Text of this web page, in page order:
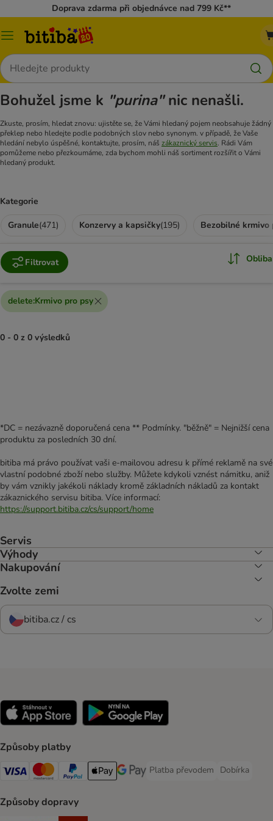
Doprava zdarma při objednávce nad 799 Kč**
Kategorie
Hledat
Bohužel jsme k "purina"nic nenašli.
Zkuste, prosím, hledat znovu: ujistěte se, že Vámi hledaný pojem neobsahuje žádný
překlep nebo hledejte podle podobných slov nebo synonym. v případě, že Vaše
hledání nebylo úspěšné, kontaktujte, prosím, náš zákaznický servis. Rádi Vám
pomůžeme nebo přezkoumáme, zda bychom mohli náš sortiment rozšířit o Vámi
hledaný produkt.
Kategorie
Granule(471) Konzervy a kapsičky(195) Bezobilné krmivo
Filtrovat Obliba
delete:Krmivo pro psy
0 - 0 z 0 výsledků
*DC = nezávazně doporučená cena ** Podmínky. "běžně" = Nejnižší cena
produktu za posledních 30 dní.
bitiba má právo používat vaši e-mailovou adresu k přímé reklamě na své
vlastní podobné zboží nebo služby. Můžete kdykoli vznést námitku, aniž
by vám vznikly jakékoli náklady kromě základních nákladů za kontakt
zákaznického servisu bitiba. Více informací:
https://support.bitiba.cz/cs/support/home
Servis
Výhody
Nakupování
Zvolte zemi
bitiba.cz / cs
Způsoby platby
Visa Payment Method
mastercard Payment Method
PayPal Payment Method
Apple pay Payment Method
Google Pay Payment Method
Platba převodem
Platba převodem Payment
Dobírka
Dobírka
Způsoby dopravy